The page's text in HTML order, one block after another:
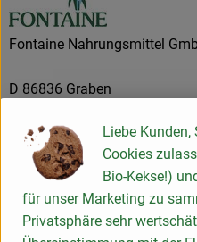
Fontaine Nahrungsmittel
D 86836 Graben
sich bis heute ihre
Marktlage und unser
an der Naturkost mit dem
ständig bestrebt, neue, noch
Produkte auf den Markt zu
Liebe Kunden,
Cookies
Bio-Kekse!)
für unser Marketing zu
Privatsphäre sehr